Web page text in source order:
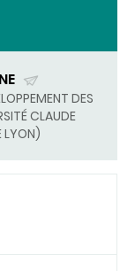
DES
CLAUDE
LYON)